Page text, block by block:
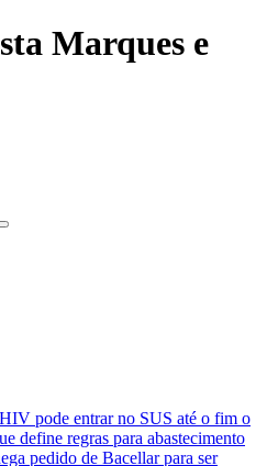
Marques e
pode entrar no SUS até o fim o
define regras para abastecimento
pedido de Bacellar para ser